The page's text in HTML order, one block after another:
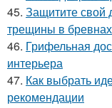
45. Защитите свой
трещины в бревнах
46. Грифельная
интерьера
47. Как выбрать
рекомендации